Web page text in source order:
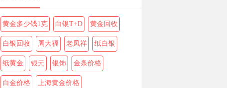
黄金多少钱1克 白银T+D 黄金回收
白银回收 周大福 老凤祥 纸白银
纸黄金 银元 银饰 金条价格
白金价格 上海黄金价格